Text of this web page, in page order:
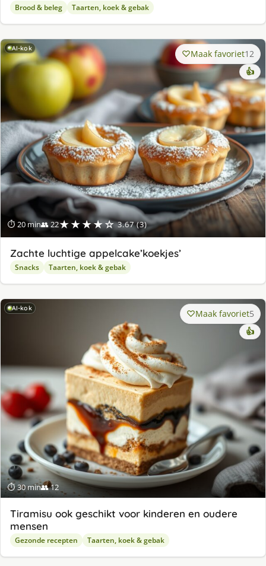
Brood & beleg Taarten, koek & gebak
AI-kok
⏱ 20 min👥 22★★★★☆ 3.67 (3)
Maak favoriet12
👍
Zachte luchtige appelcake’koekjes’
Snacks Taarten, koek & gebak
AI-kok
⏱ 30 min👥 12
Maak favoriet5
👍
Tiramisu ook geschikt voor kinderen en oudere
mensen
Gezonde recepten Taarten, koek & gebak